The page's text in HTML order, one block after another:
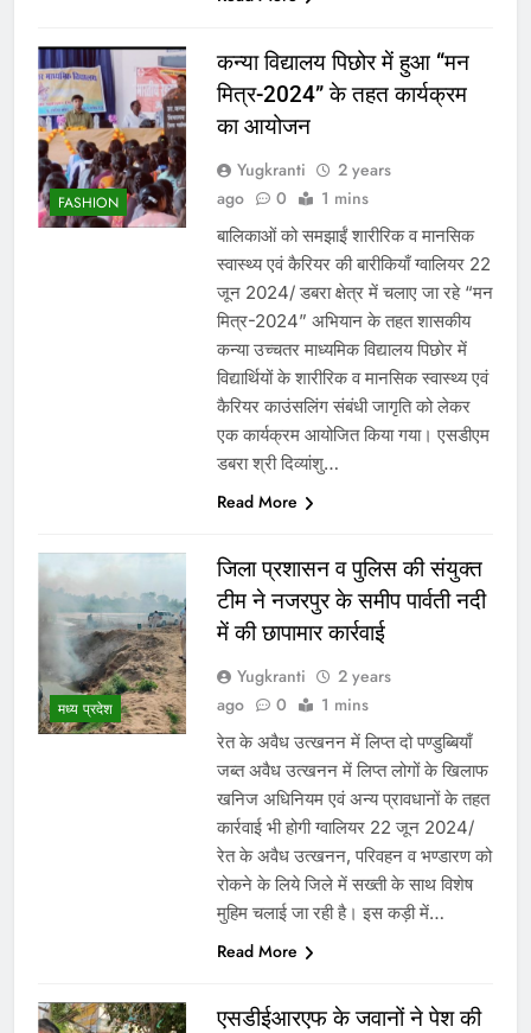
FASHION
कन्या विद्यालय पिछोर में हुआ “मन
मित्र-2024” के तहत कार्यक्रम
का आयोजन
Yugkranti
2 years
ago
0 1 mins
बालिकाओं को समझाईं शारीरिक व मानसिक
स्वास्थ्य एवं कैरियर की बारीकियाँ ग्वालियर 22
जून 2024/ डबरा क्षेत्र में चलाए जा रहे “मन
मित्र-2024” अभियान के तहत शासकीय
कन्या उच्चतर माध्यमिक विद्यालय पिछोर में
विद्यार्थियों के शारीरिक व मानसिक स्वास्थ्य एवं
कैरियर काउंसलिंग संबंधी जागृति को लेकर
एक कार्यक्रम आयोजित किया गया। एसडीएम
डबरा श्री दिव्यांशु…
Read More
मध्य प्रदेश
जिला प्रशासन व पुलिस की संयुक्त
टीम ने नजरपुर के समीप पार्वती नदी
में की छापामार कार्रवाई
Yugkranti
2 years
ago
0 1 mins
रेत के अवैध उत्खनन में लिप्त दो पण्डुब्बियाँ
जब्त अवैध उत्खनन में लिप्त लोगों के खिलाफ
खनिज अधिनियम एवं अन्य प्रावधानों के तहत
कार्रवाई भी होगी ग्वालियर 22 जून 2024/
रेत के अवैध उत्खनन, परिवहन व भण्डारण को
रोकने के लिये जिले में सख्ती के साथ विशेष
मुहिम चलाई जा रही है। इस कड़ी में…
Read More
एसडीईआरएफ के जवानों ने पेश की